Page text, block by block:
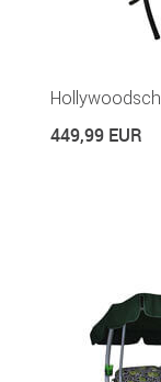
449,99 EUR